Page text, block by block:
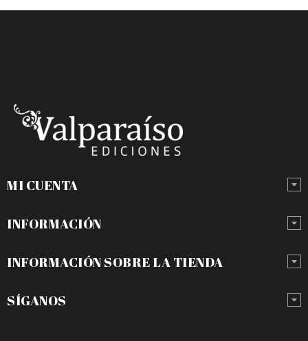
MI CUENTA
INFORMACIÓN
INFORMACIÓN SOBRE LA TIENDA
SÍGANOS